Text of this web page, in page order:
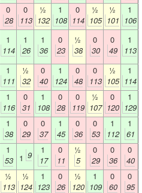
0
28
0
113
½
132
1
108
0
114
½
105
½
101
1
106
1
114
1
26
1
36
0
23
½
38
0
30
0
49
1
113
1
111
½
32
0
40
1
124
0
48
0
113
½
105
1
114
1
116
0
31
1
108
0
28
0
119
½
107
0
120
1
129
1
38
0
29
0
37
1
45
0
36
0
53
1
112
1
61
1
53
1 9
1
17
0
11
½
5
0
29
0
36
0
40
½
113
½
124
1
123
0
26
½
120
1
109
0
60
0
95